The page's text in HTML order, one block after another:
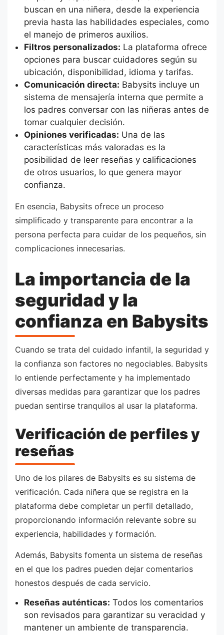
buscan en una niñera, desde la experiencia
previa hasta las habilidades especiales, como
el manejo de primeros auxilios.
Filtros personalizados: La plataforma ofrece
opciones para buscar cuidadores según su
ubicación, disponibilidad, idioma y tarifas.
Comunicación directa: Babysits incluye un
sistema de mensajería interna que permite a
los padres conversar con las niñeras antes de
tomar cualquier decisión.
Opiniones verificadas: Una de las
características más valoradas es la
posibilidad de leer reseñas y calificaciones
de otros usuarios, lo que genera mayor
confianza.
En esencia, Babysits ofrece un proceso
simplificado y transparente para encontrar a la
persona perfecta para cuidar de los pequeños, sin
complicaciones innecesarias.
La importancia de la
seguridad y la
confianza en Babysits
Cuando se trata del cuidado infantil, la seguridad y
la confianza son factores no negociables. Babysits
lo entiende perfectamente y ha implementado
diversas medidas para garantizar que los padres
puedan sentirse tranquilos al usar la plataforma.
Verificación de perfiles y
reseñas
Uno de los pilares de Babysits es su sistema de
verificación. Cada niñera que se registra en la
plataforma debe completar un perfil detallado,
proporcionando información relevante sobre su
experiencia, habilidades y formación.
Además, Babysits fomenta un sistema de reseñas
en el que los padres pueden dejar comentarios
honestos después de cada servicio.
Reseñas auténticas: Todos los comentarios
son revisados para garantizar su veracidad y
mantener un ambiente de transparencia.